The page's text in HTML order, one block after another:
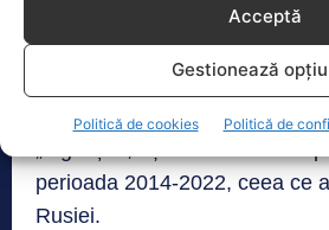
Acceptă
Gestionează
Politică de cookies Politică de
încheierii unui astfel de acord.
Fără un ajutor militar
Occidentului, conflictul ar
perioada 2014-2022, ceea ce
Rusiei.